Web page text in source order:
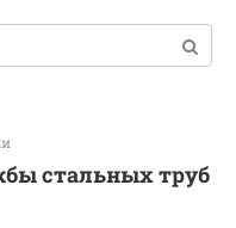
стальных труб